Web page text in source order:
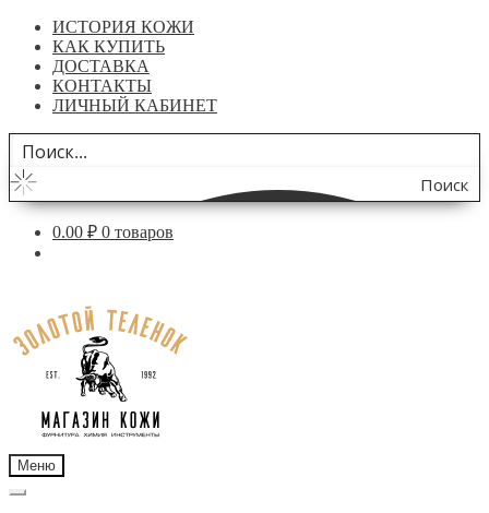
ИСТОРИЯ КОЖИ
КАК КУПИТЬ
ДОСТАВКА
КОНТАКТЫ
ЛИЧНЫЙ КАБИНЕТ
Поиск
по
0.00 ₽ 0 товаров
навигации
содержимому
Меню